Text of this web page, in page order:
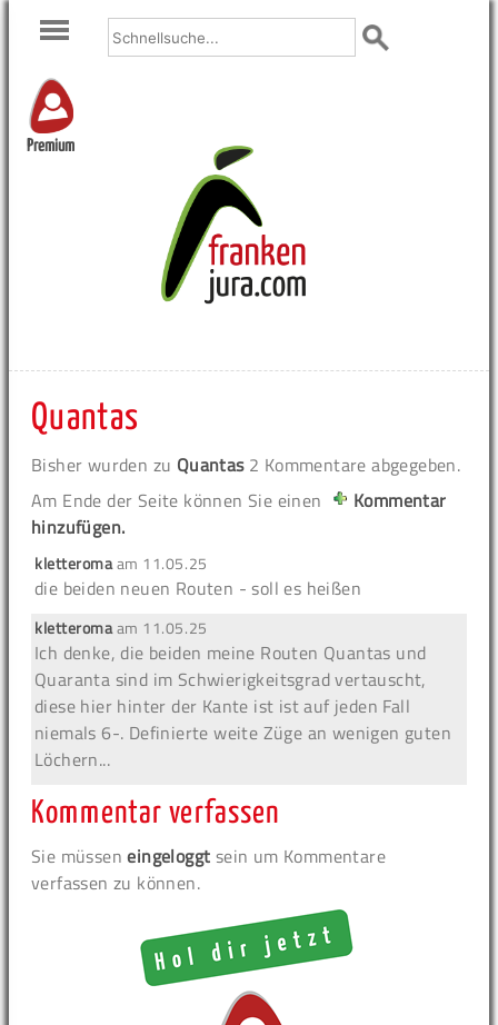
Premium
Quantas
Bisher wurden zu Quantas2 Kommentare abgegeben.
Am Ende der Seite können Sie einen
Kommentar
hinzufügen.
kletteromaam 11.05.25
die beiden neuen Routen - soll es heißen
kletteromaam 11.05.25
Ich denke, die beiden meine Routen Quantas und
Quaranta sind im Schwierigkeitsgrad vertauscht,
diese hier hinter der Kante ist ist auf jeden Fall
niemals 6-. Definierte weite Züge an wenigen guten
Löchern...
Kommentar verfassen
Sie müsseneingeloggt sein um Kommentare
verfassen zu können.